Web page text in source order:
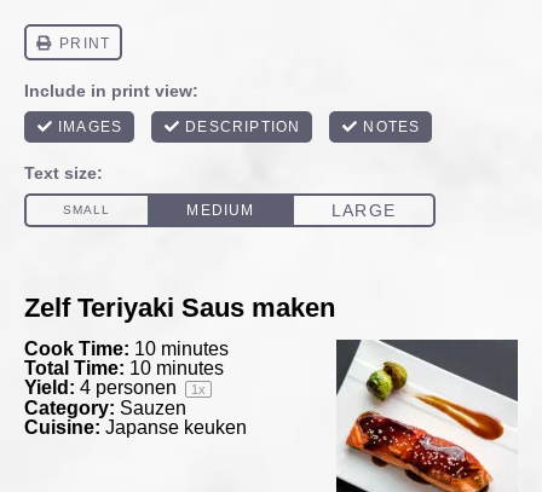
Zelf Teriyaki Saus maken
Cook Time: 10 minutes
Total Time: 10 minutes
Yield: 4 personen 1x
Category: Sauzen
Cuisine: Japanse keuken